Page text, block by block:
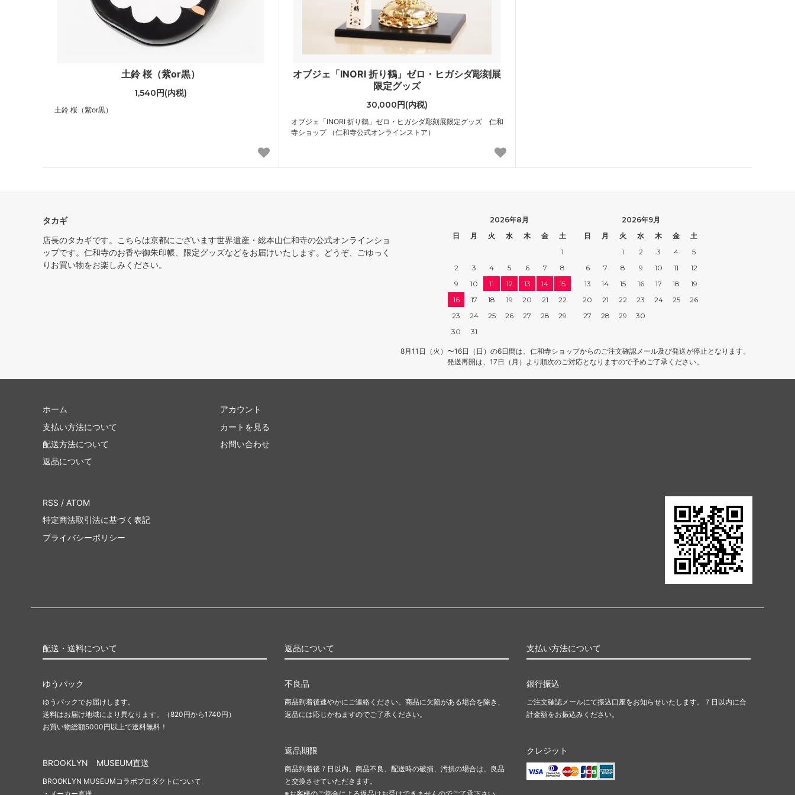
土鈴 桜（紫or黒）
1,540円(内税)
土鈴 桜（紫or黒）
オブジェ「INORI 折り鶴」ゼロ・ヒガシダ彫刻展
限定グッズ
30,000円(内税)
オブジェ「INORI 折り鶴」ゼロ・ヒガシダ彫刻展限定グッズ 仁和
寺ショップ （仁和寺公式オンラインストア）
タカギ
店長のタカギです。こちらは京都にございます世界遺産・総本山仁和寺の公式オンラインショ
ップです。仁和寺のお香や御朱印帳、限定グッズなどをお届けいたします。どうぞ、ごゆっく
りお買い物をお楽しみください。
2026年8月
日
月 火 水 木 金
土
1
2
3 4 5 6 7
8
9
10 11 12 13 14
15
16
17 18 19 20 21
22
23
24 25 26 27 28
29
30
31
2026年9月
日
月 火 水 木 金
土
1
2 3 4
5
6
7 8 9 10 11
12
13
14 15 16 17 18
19
20
21 22 23 24 25
26
27
28 29 30
8月11日（火）〜16日（日）の6日間は、仁和寺ショップからのご注文確認メール及び発送が停止となります。
発送再開は、17日（月）より順次のご対応となりますので予めご了承ください。
ホーム
支払い方法について
配送方法について
返品について
アカウント
カートを見る
お問い合わせ
RSS / ATOM
特定商法取引法に基づく表記
プライバシーポリシー
配送・送料について
ゆうパック
ゆうパックでお届けします。
送料はお届け地域により異なります。（820円から1740円）
お買い物総額5000円以上で送料無料！
BROOKLYN MUSEUM直送
BROOKLYN MUSEUMコラボプロダクトについて
返品について
不良品
商品到着後速やかにご連絡ください。商品に欠陥がある場合を除き、
返品には応じかねますのでご了承ください。
返品期限
商品到着後７日以内。商品不良、配送時の破損、汚損の場合は、良品
と交換させていただきます。
支払い方法について
銀行振込
ご注文確認メールにて振込口座をお知らせいたします。７日以内に合
計金額をお振込みください。
クレジット